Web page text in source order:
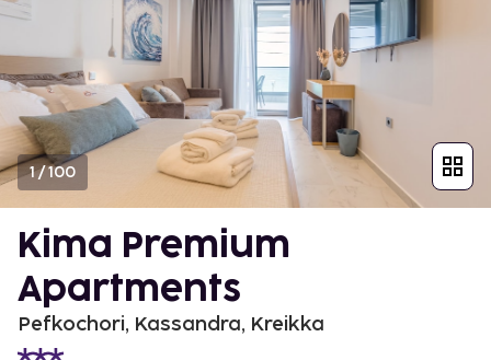
1/100
Kima Premium
Apartments
Pefkochori, Kassandra, Kreikka